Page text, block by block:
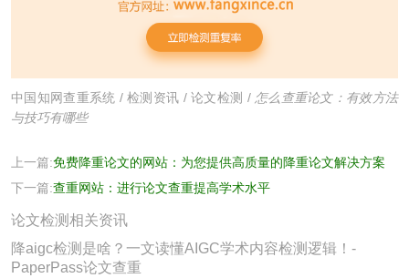
中国知网查重系统 /检测资讯 / 论文检测 / 怎么查重论文：有效方法
与技巧有哪些
上一篇:免费降重论文的网站：为您提供高质量的降重论文解决方案
下一篇:查重网站：进行论文查重提高学术水平
论文检测相关资讯
降aigc检测是啥？一文读懂AIGC学术内容检测逻辑！-
PaperPass论文查重